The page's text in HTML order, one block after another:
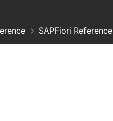
SAPFiori Reference